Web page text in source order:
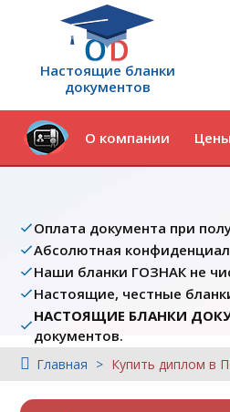
Настоящие бланки
документов
О компании
Оплата документа при
Абсолютная
Наши бланки ГОЗНАК не
Настоящие, честные
НАСТОЯЩИЕ БЛАНКИ
документов.
Главная Купить диплом в